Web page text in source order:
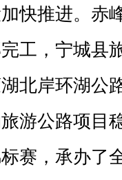
快推进。赤
工，宁城县
北岸环湖公
游公路项目
赛，承办了